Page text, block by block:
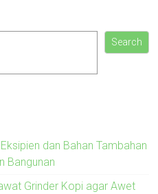
Search
dan Bahan Tambahan
Bangunan
Grinder Kopi agar Awet